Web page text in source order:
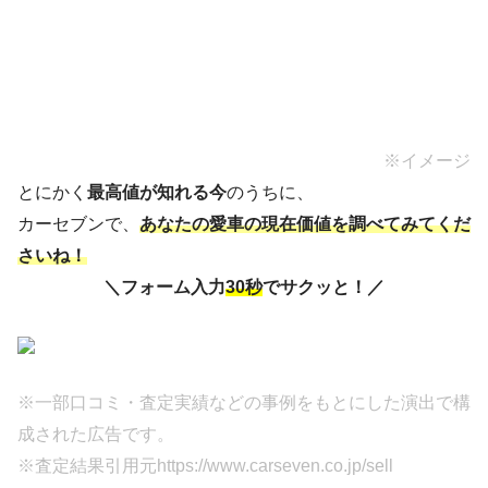
※イメージ
とにかく 最高値が知れる今のうちに、
カーセブンで、 あなたの愛車の現在価値を調べてみてくだ
さいね！
＼フォーム入力30秒でサクッと！／
※一部口コミ・査定実績などの事例をもとにした演出で構
成された広告です。
※査定結果引用元 https://www.carseven.co.jp/sell